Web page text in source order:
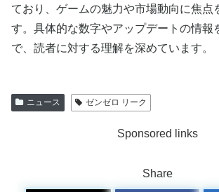
ており、ゲームの魅力や市場動向に焦点
す。具体的な数字やアップデートの情報
で、読者に対する理解を深めています。
ニュース ゼンゼロ リーク
Sponsored links
Share